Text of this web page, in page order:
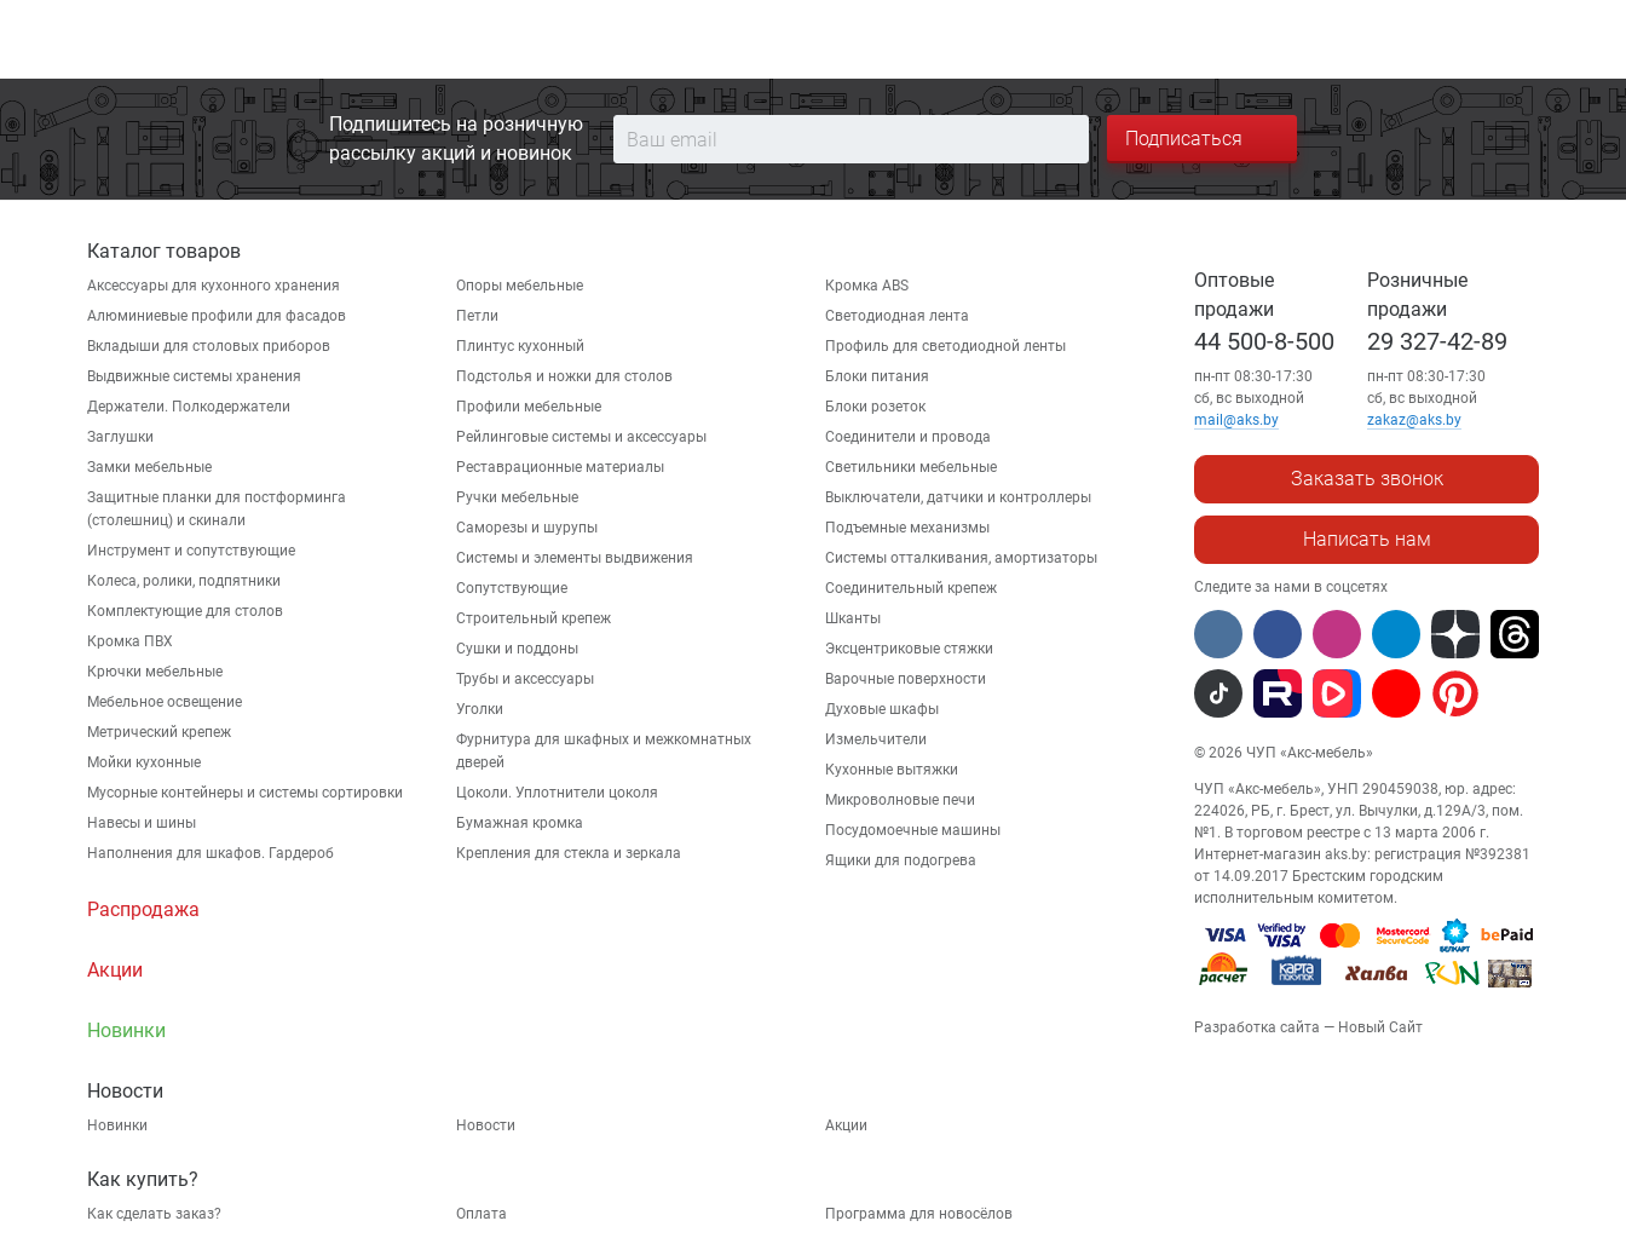
Подпишитесь на розничную
рассылку акций и новинок
Подписаться
Каталог товаров
Аксессуары для кухонного хранения
Алюминиевые профили для фасадов
Вкладыши для столовых приборов
Выдвижные системы хранения
Держатели. Полкодержатели
Заглушки
Замки мебельные
Защитные планки для постформинга
(столешниц) и скинали
Инструмент и сопутствующие
Колеса, ролики, подпятники
Комплектующие для столов
Кромка ПВХ
Крючки мебельные
Мебельное освещение
Метрический крепеж
Мойки кухонные
Мусорные контейнеры и системы сортировки
Навесы и шины
Наполнения для шкафов. Гардероб
Опоры мебельные
Петли
Плинтус кухонный
Подстолья и ножки для столов
Профили мебельные
Рейлинговые системы и аксессуары
Реставрационные материалы
Ручки мебельные
Саморезы и шурупы
Системы и элементы выдвижения
Сопутствующие
Строительный крепеж
Сушки и поддоны
Трубы и аксессуары
Уголки
Фурнитура для шкафных и межкомнатных
дверей
Цоколи. Уплотнители цоколя
Бумажная кромка
Крепления для стекла и зеркала
Кромка ABS
Светодиодная лента
Профиль для светодиодной ленты
Блоки питания
Блоки розеток
Соединители и провода
Светильники мебельные
Выключатели, датчики и контроллеры
Подъемные механизмы
Системы отталкивания, амортизаторы
Соединительный крепеж
Шканты
Эксцентриковые стяжки
Варочные поверхности
Духовые шкафы
Измельчители
Кухонные вытяжки
Микроволновые печи
Посудомоечные машины
Ящики для подогрева
Распродажа
Акции
Новинки
Новости
Новинки Новости Акции
Как купить?
Как сделать заказ?
Оплата
Программа для новосёлов
Оптовые
продажи
44 500-8-500
пн-пт 08:30-17:30
сб, вс выходной
mail@aks.by
Розничные
продажи
29 327-42-89
пн-пт 08:30-17:30
сб, вс выходной
zakaz@aks.by
Заказать звонок
Написать нам
Следите за нами в соцсетях
© 2026 ЧУП «Акс-мебель»
ЧУП «Акс-мебель», УНП 290459038, юр. адрес:
224026, РБ, г. Брест, ул. Вычулки, д.129А/3, пом.
№1. В торговом реестре с 13 марта 2006 г.
Интернет-магазин aks.by: регистрация №392381
от 14.09.2017 Брестским городским
исполнительным комитетом.
Разработка сайта — Новый Сайт